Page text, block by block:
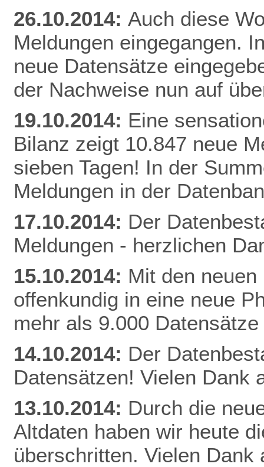
26.10.2014: Auch diese
Meldungen eingegangen.
neue Datensätze
der Nachweise nun auf
19.10.2014: Eine
Bilanz zeigt 10.847 neue
sieben Tagen! In der
Meldungen in der
17.10.2014: Der
Meldungen - herzlichen
15.10.2014: Mit den
offenkundig in eine neue
mehr als 9.000
14.10.2014: Der
Datensätzen! Vielen Dank
13.10.2014: Durch die
Altdaten haben wir heute
überschritten. Vielen Dank